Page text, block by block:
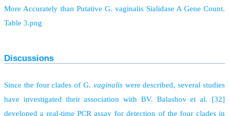
Discussions
Since the four clades of G. vaginalis were described, several studies
have investigated their association with BV. Balashov et al. [32]
developed a real-time PCR assay for detection of the four clades in